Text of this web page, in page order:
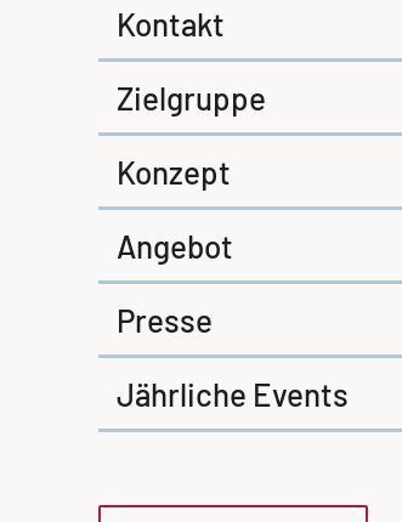
Kontakt
Zielgruppe
Konzept
Angebot
Presse
Jährliche Events